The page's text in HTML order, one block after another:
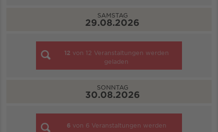
SAMSTAG
29.08.2026
12 von 12 Veranstaltungen werden
geladen
SONNTAG
30.08.2026
6 von 6 Veranstaltungen werden